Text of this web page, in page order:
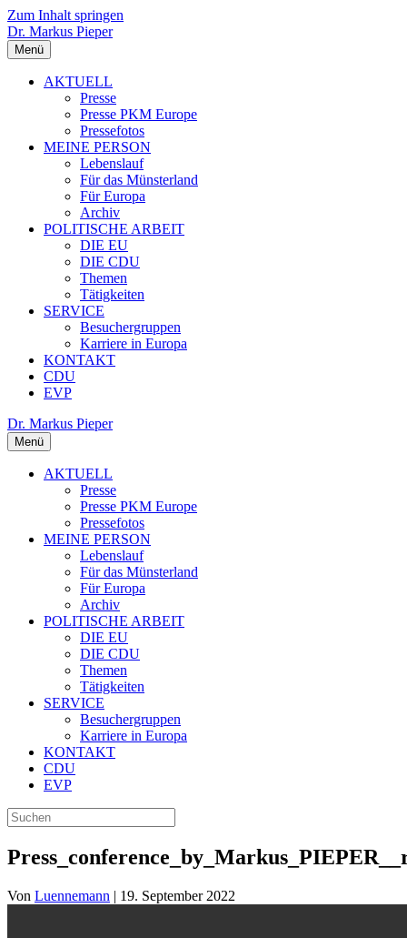
Zum Inhalt springen
Dr. Markus Pieper
Menü
AKTUELL
Presse
Presse PKM Europe
Pressefotos
MEINE PERSON
Lebenslauf
Für das Münsterland
Für Europa
Archiv
POLITISCHE ARBEIT
DIE EU
DIE CDU
Themen
Tätigkeiten
SERVICE
Besuchergruppen
Karriere in Europa
KONTAKT
CDU
EVP
Dr. Markus Pieper
Menü
AKTUELL
Presse
Presse PKM Europe
Pressefotos
MEINE PERSON
Lebenslauf
Für das Münsterland
Für Europa
Archiv
POLITISCHE ARBEIT
DIE EU
DIE CDU
Themen
Tätigkeiten
SERVICE
Besuchergruppen
Karriere in Europa
KONTAKT
CDU
EVP
Von Luennemann | 19. September 2022